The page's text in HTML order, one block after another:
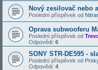
Nový zesilovač nebo
Poslední příspěvek od
Oprava subwooferu
Poslední příspěvek od
Odpovědi: 6
SONY STR-DE595 -
Poslední příspěvek od
Odpovědi: 4